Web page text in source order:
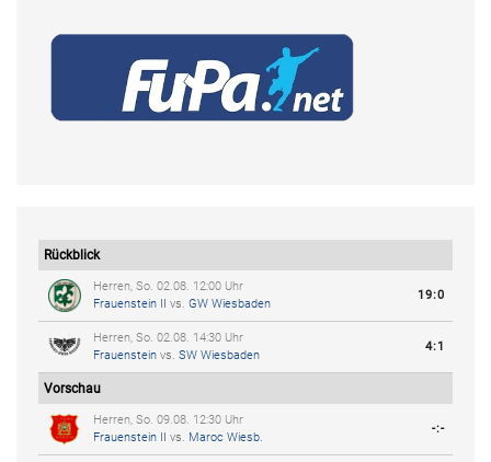
Rückblick
Herren, So. 02.08. 12:00 Uhr
Frauenstein II vs. GW Wiesbaden
19:0
Herren, So. 02.08. 14:30 Uhr
Frauenstein vs. SW Wiesbaden
4:1
Vorschau
Herren, So. 09.08. 12:30 Uhr
Frauenstein II vs. Maroc Wiesb.
-:-